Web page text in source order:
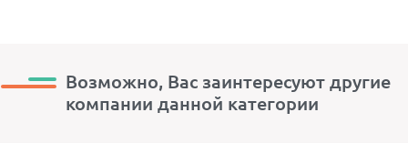
Возможно, Вас заинтересуют другие
компании данной категории